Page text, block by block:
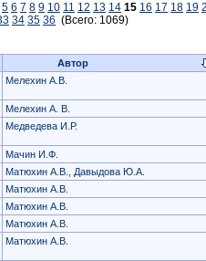
5 6 7 8 9 10 11 12 13 14 15 16 17 18 19
34 35 36 (Всего: 1069)
Автор
Мелехин А.В.
Мелехин А. В.
Медведева И.Р.
Мачин И.Ф.
Матюхин А.В., Давыдова Ю.А.
Матюхин А.В.
Матюхин А.В.
Матюхин А.В.
Матюхин А.В.